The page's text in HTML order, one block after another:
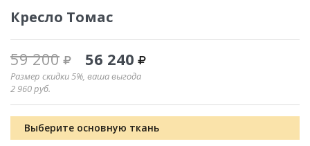
Кресло Томас
59 200 56 240
Размер скидки 5%, ваша выгода
2 960руб.
Выберите основную ткань